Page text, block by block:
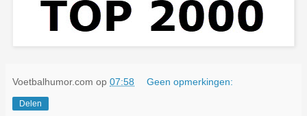
Voetbalhumor.com op 07:58 Geen opmerkingen:
Delen